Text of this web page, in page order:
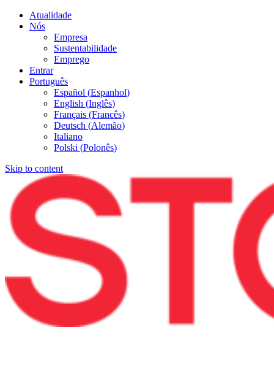
Atualidade
Nós
Empresa
Sustentabilidade
Emprego
Entrar
Português
Español (Espanhol)
English (Inglês)
Français (Francês)
Deutsch (Alemão)
Italiano
Polski (Polonês)
Skip to content